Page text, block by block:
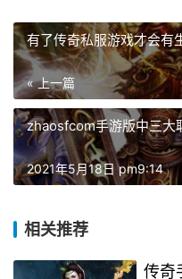
有了传奇私服游戏才会有
« 上一篇
zhaosfcom手游版中三大
2021年5月18日 pm9:14
相关推荐
传奇